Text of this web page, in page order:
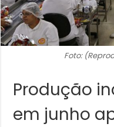
Foto:
Produção
em junho